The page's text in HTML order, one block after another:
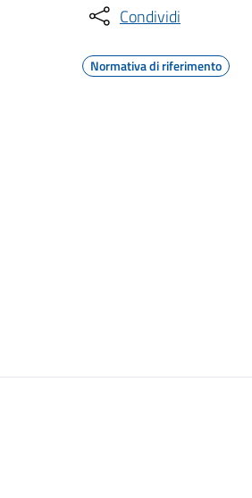
Condividi
Normativa di riferimento